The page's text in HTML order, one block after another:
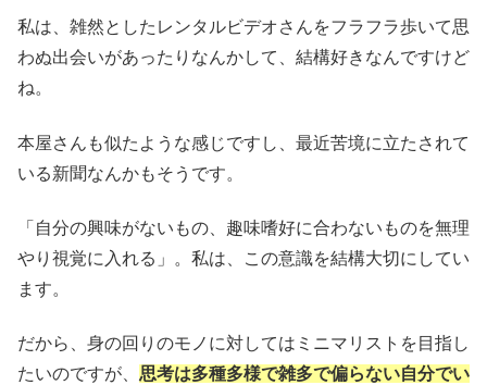
私は、雑然としたレンタルビデオさんをフラフラ歩いて思
わぬ出会いがあったりなんかして、結構好きなんですけど
ね。
本屋さんも似たような感じですし、最近苦境に立たされて
いる新聞なんかもそうです。
「自分の興味がないもの、趣味嗜好に合わないものを無理
やり視覚に入れる」。私は、この意識を結構大切にしてい
ます。
だから、身の回りのモノに対してはミニマリストを目指し
たいのですが、 思考は多種多様で雑多で偏らない自分でい